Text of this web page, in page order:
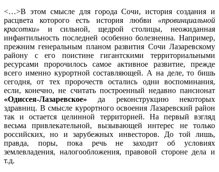
<…>В этом смысле для города Сочи, история создания и
расцвета которого есть история любви «провинциальной
красотки» и сильной, щедрой столицы, неожиданная
инфантильность последней особенно болезненна. Например,
прежним генеральным планом развития Сочи Лазаревскому
району с его поистине гигантскими территориальными
ресурсами пророчилось самое активное развитие, прежде
всего именно курортной составляющей. А на деле, то бишь
сегодня, от тех пророчеств остались одни воспоминания,
если, конечно, не считать построенный недавно пансионат
«Одиссея-Лазаревское» да реконструкцию некоторых
здравниц. В смысле курортного освоения Лазаревский район
так и остается целинной территорией. На первый взгляд
весьма привлекательной, вызывающей интерес не только
российских, но и зарубежных инвесторов. До той лишь,
правда, поры, пока речь не заходит об условиях
землевладения, налогообложения, правовой стороне дела и
т.д.